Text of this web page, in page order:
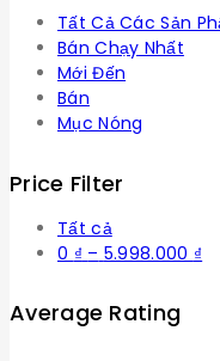
Tất Cả Các Sản
Bán Chạy Nhất
Mới Đến
Bán
Mục Nóng
Price Filter
Tất cả
0 ₫ – 5.998.000 ₫
Average Rating